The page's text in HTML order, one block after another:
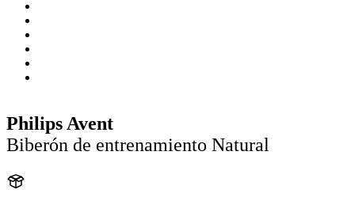
Philips Avent
Biberón de entrenamiento Natural